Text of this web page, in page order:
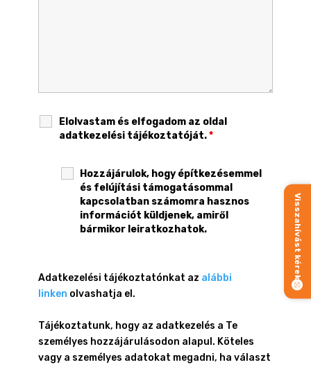
Elolvastam és elfogadom az oldal
adatkezelési tájékoztatóját.*
Hozzájárulok, hogy építkezésemmel
és felújítási támogatásommal
kapcsolatban számomra hasznos
információt küldjenek, amiről
bármikor leiratkozhatok.
Adatkezelési tájékoztatónkat az alábbi
linken olvashatja el.
Tájékoztatunk, hogy az adatkezelés a Te
személyes hozzájárulásodon alapul. Köteles
vagy a személyes adatokat megadni, ha választ
Visszahívást kérek